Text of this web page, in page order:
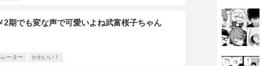
2期でも変な声で可愛いよね武富桜子ちゃん
レーター かわいい！